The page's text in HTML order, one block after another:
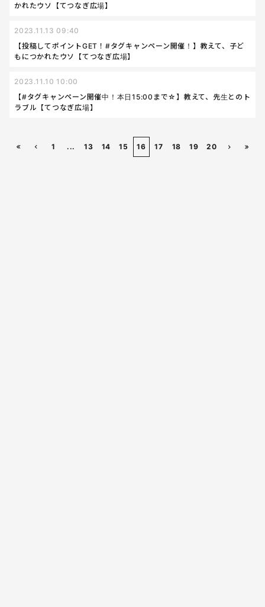
かれたウソ【てつなぎ広場】
2023.11.13 09:40
【投稿してポイントGET！#タグキャンペーン開催！】教えて、子ど
もにつかれたウソ【てつなぎ広場】
2023.11.10 10:00
【#タグキャンペーン開催中！本日15:00まで☆】教えて、先生とのト
ラブル【てつなぎ広場】
1 ... 13 14 15 16 17 18 19 20